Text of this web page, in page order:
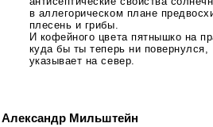
в аллегорическом плане
плесень и грибы.
И кофейного цвета пятнышко на
куда бы ты теперь ни повернулся,
указывает на север.
Александр Мильштейн